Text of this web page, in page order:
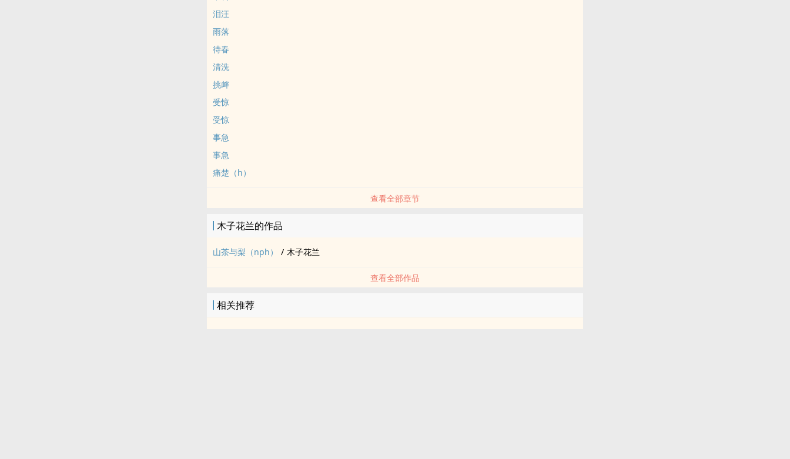
泪汪
雨落
待春
清洗
挑衅
受惊
受惊
事急
事急
痛楚（h）
查看全部章节
木子花兰的作品
山茶与梨（nph） / 木子花兰
查看全部作品
相关推荐